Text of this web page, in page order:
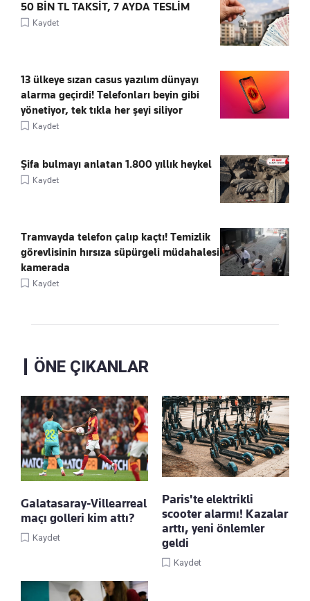
50 BİN TL TAKSİT, 7 AYDA TESLİM
Kaydet
13 ülkeye sızan casus yazılım dünyayı
alarma geçirdi! Telefonları beyin gibi
yönetiyor, tek tıkla her şeyi siliyor
Kaydet
Şifa bulmayı anlatan 1.800 yıllık heykel
Kaydet
Tramvayda telefon çalıp kaçtı! Temizlik
görevlisinin hırsıza süpürgeli müdahalesi
kamerada
Kaydet
ÖNE ÇIKANLAR
Galatasaray-Villearreal
maçı golleri kim attı?
Kaydet
Paris'te elektrikli
scooter alarmı! Kazalar
arttı, yeni önlemler
geldi
Kaydet